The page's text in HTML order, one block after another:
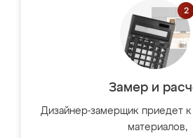
Замер и
Дизайнер-замерщик приедет к
материалов,